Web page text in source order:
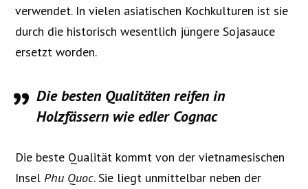
verwendet. In vielen asiatischen Kochkulturen ist sie
durch die historisch wesentlich jüngere Sojasauce
ersetzt worden.
Die besten Qualitäten reifen in
Holzfässern wie edler Cognac
Die beste Qualität kommt von der vietnamesischen
InselPhu Quoc. Sie liegt unmittelbar neben der